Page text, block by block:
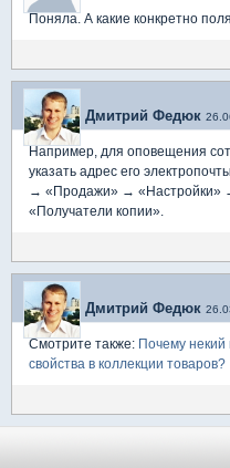
Поняла. А какие конкретно
Дмитрий Федюк
Например, для оповещения
указать адрес его
→ «Продажи» → «Настройки»
«Получатели копии».
Дмитрий Федюк
Смотрите также: Почему некий
свойства в коллекции товаров?